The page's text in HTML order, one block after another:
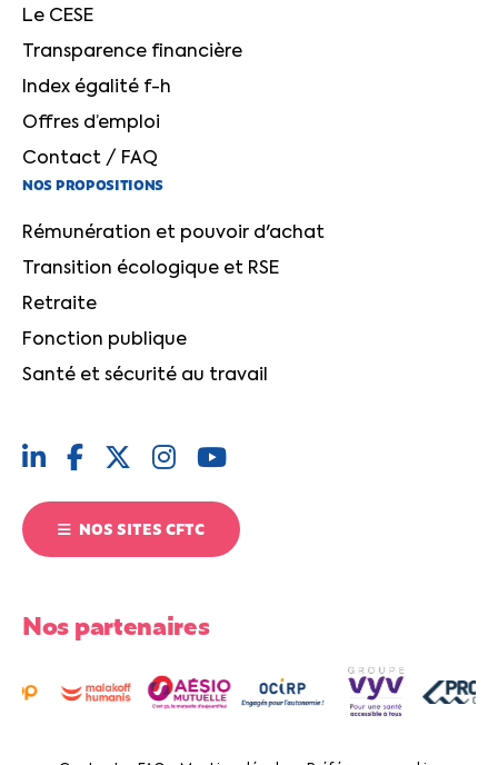
Le CESE
Transparence financière
Index égalité f-h
Offres d’emploi
Contact / FAQ
NOS PROPOSITIONS
Rémunération et pouvoir d'achat
Transition écologique et RSE
Retraite
Fonction publique
Santé et sécurité au travail
NOS SITES CFTC
Nos partenaires